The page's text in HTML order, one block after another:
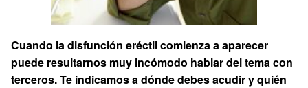
Cuando la disfunción eréctil comienza a aparecer
puede resultarnos muy incómodo hablar del tema con
terceros. Te indicamos a dónde debes acudir y quién